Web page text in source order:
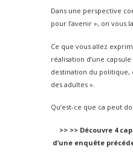
Dans une perspective
pour l’avenir », on vous
Ce que vous allez
réalisation d’une
destination du politique,
des adultes ».
Qu’est-ce que ca peut
>> >> Découvre 4
d’une enquête